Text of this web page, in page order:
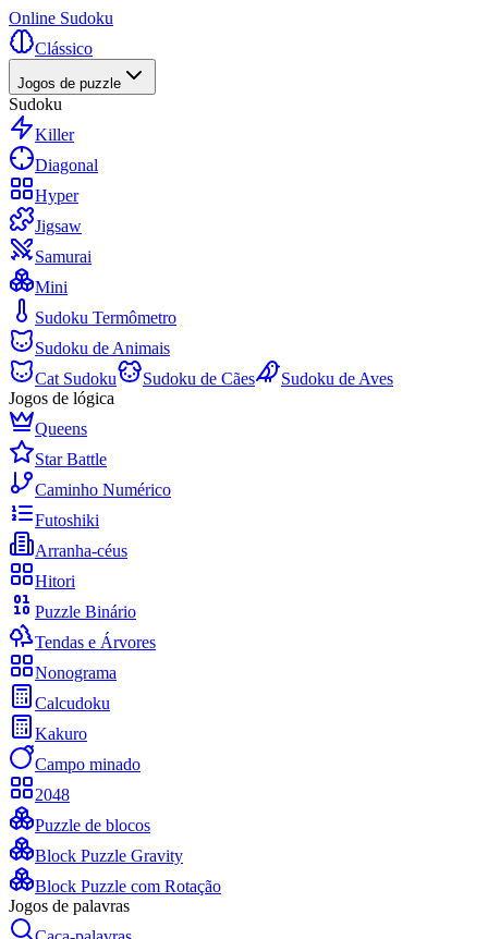
Online Sudoku
Clássico
Jogos de puzzle
Sudoku
Killer
Diagonal
Hyper
Jigsaw
Samurai
Mini
Sudoku Termômetro
Sudoku de Animais
Cat Sudoku
Sudoku de Cães
Sudoku de Aves
Jogos de lógica
Queens
Star Battle
Caminho Numérico
Futoshiki
Arranha-céus
Hitori
Puzzle Binário
Tendas e Árvores
Nonograma
Calcudoku
Kakuro
Campo minado
2048
Puzzle de blocos
Block Puzzle Gravity
Block Puzzle com Rotação
Jogos de palavras